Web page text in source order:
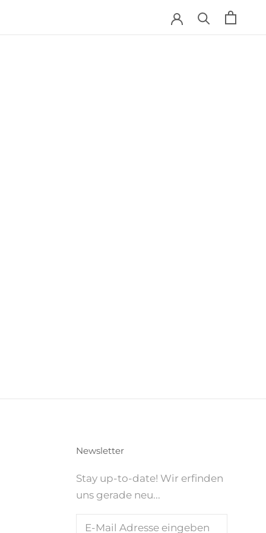
Newsletter
Stay up-to-date! Wir erfinden
uns gerade neu...